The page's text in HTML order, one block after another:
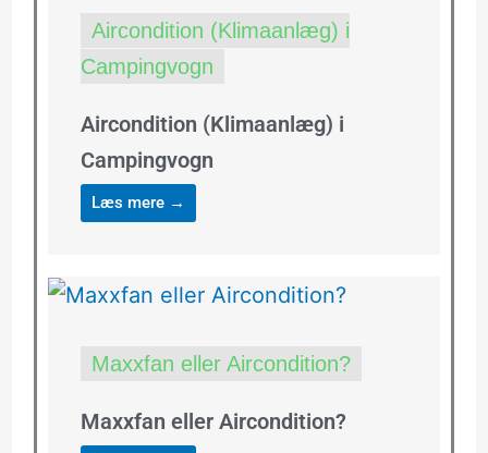
Aircondition (Klimaanlæg) i
Campingvogn
Aircondition (Klimaanlæg) i
Campingvogn
Læs mere →
Maxxfan eller Aircondition?
Maxxfan eller Aircondition?